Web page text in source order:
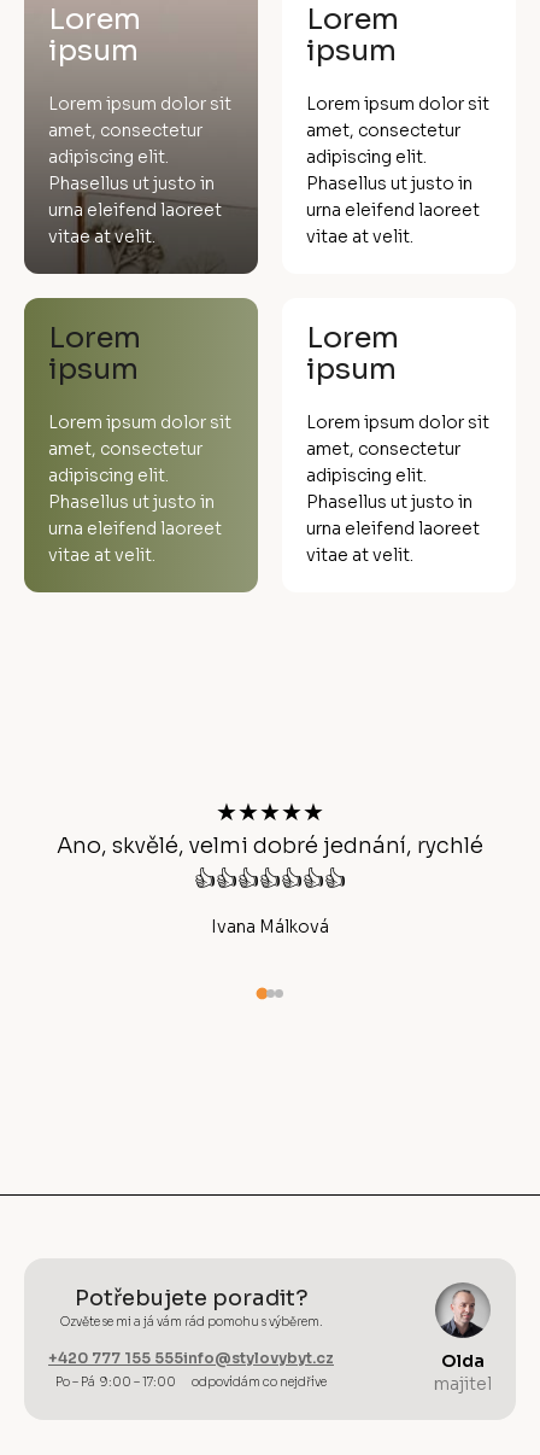
Lorem
ipsum
Lorem ipsum dolor sit
amet, consectetur
adipiscing elit.
Phasellus ut justo in
urna eleifend laoreet
vitae at velit.
Lorem
ipsum
Lorem ipsum dolor sit
amet, consectetur
adipiscing elit.
Phasellus ut justo in
urna eleifend laoreet
vitae at velit.
Lorem
ipsum
Lorem ipsum dolor sit
amet, consectetur
adipiscing elit.
Phasellus ut justo in
urna eleifend laoreet
vitae at velit.
Lorem
ipsum
Lorem ipsum dolor sit
amet, consectetur
adipiscing elit.
Phasellus ut justo in
urna eleifend laoreet
vitae at velit.
★★★★★
Ano, skvělé, velmi dobré jednání, rychlé
👍👍👍👍👍👍👍
Ivana Málková
Potřebujete poradit?
Ozvěte se mi a já vám rád pomohu s výběrem.
+420 777 155 555
Po – Pá 9:00 – 17:00
info@stylovybyt.cz
odpovídám co nejdříve
Olda
majitel